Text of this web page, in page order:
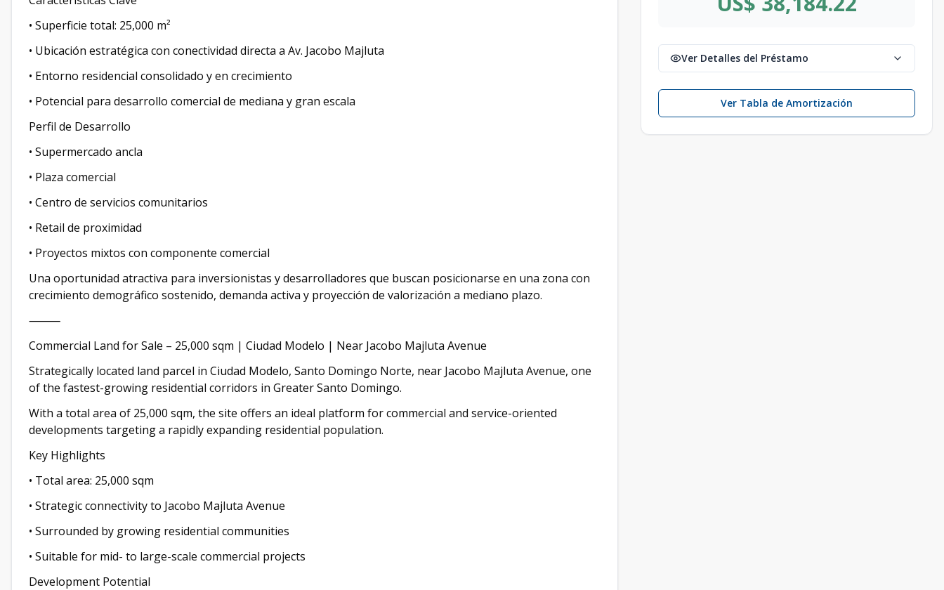
• Superficie total: 25,000 m²
• Ubicación estratégica con conectividad directa a Av. Jacobo Majluta
• Entorno residencial consolidado y en crecimiento
• Potencial para desarrollo comercial de mediana y gran escala
Perfil de Desarrollo
• Supermercado ancla
• Plaza comercial
• Centro de servicios comunitarios
• Retail de proximidad
• Proyectos mixtos con componente comercial
Una oportunidad atractiva para inversionistas y desarrolladores que buscan posicionarse en una zona con
crecimiento demográfico sostenido, demanda activa y proyección de valorización a mediano plazo.
⸻
Commercial Land for Sale – 25,000 sqm | Ciudad Modelo | Near Jacobo Majluta Avenue
Strategically located land parcel in Ciudad Modelo, Santo Domingo Norte, near Jacobo Majluta Avenue, one
of the fastest-growing residential corridors in Greater Santo Domingo.
With a total area of 25,000 sqm, the site offers an ideal platform for commercial and service-oriented
developments targeting a rapidly expanding residential population.
Key Highlights
• Total area: 25,000 sqm
• Strategic connectivity to Jacobo Majluta Avenue
• Surrounded by growing residential communities
• Suitable for mid- to large-scale commercial projects
Development Potential
Ver Detalles del Préstamo
Ver Tabla de Amortización